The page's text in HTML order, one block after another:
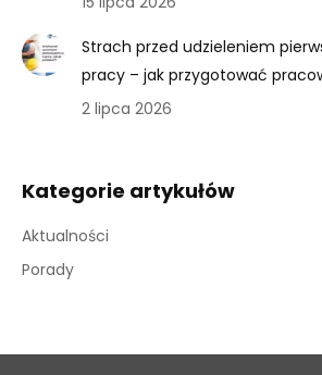
Strach przed udzieleniem
pracy – jak przygotować
2 lipca 2026
Kategorie artykułów
Aktualności
Porady